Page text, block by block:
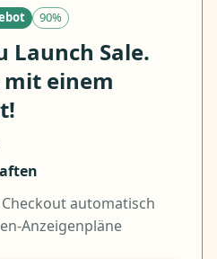
90%
Launch Sale.
einem
automatisch
Anzeigenpläne